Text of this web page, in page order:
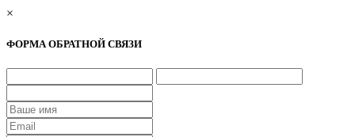
×
ФОРМА ОБРАТНОЙ СВЯЗИ